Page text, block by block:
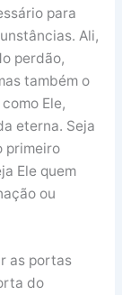
para
Ali,
perdão,
também o
Ele,
eterna. Seja
primeiro
Ele quem
ou
as portas
do